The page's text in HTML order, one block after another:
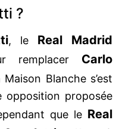
?
, le Real Madrid
remplacer Carlo
Blanche s’est
opposition proposée
que le Real